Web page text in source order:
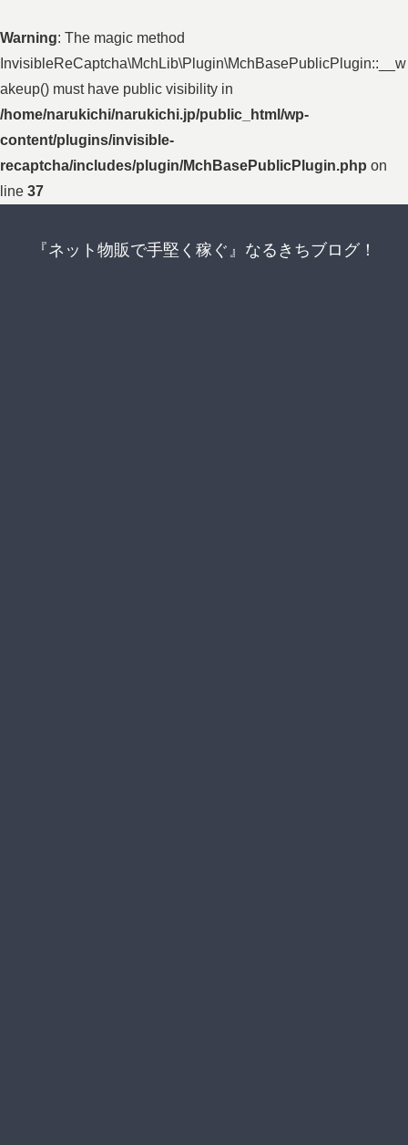
Warning: The magic method
InvisibleReCaptcha\MchLib\Plugin\MchBasePublicPlugin::__w
akeup() must have public visibility in
/home/narukichi/narukichi.jp/public_html/wp-
content/plugins/invisible-
recaptcha/includes/plugin/MchBasePublicPlugin.php on
line 37
『ネット物販で手堅く稼ぐ』なるきちブログ！